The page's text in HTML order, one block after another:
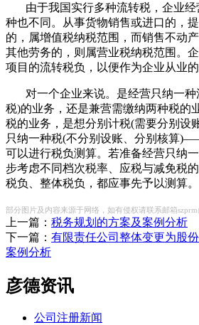
由于我国实行多种流转税，企业
种也不同。从事货物销售或进口的，
的，属增值税纳税范围，而销售不动
其他劳务的，则属营业税纳税范围。
项目的流转税负，以便作为企业从业的
对一个企业来说。是经营只纳一
税)的业务，还是兼营需缴纳两种税的
税的业务，是想分别计税(需要分别设
只纳一种税(不分别设账、分别核算
可以进行税负测算。若准备经营只纳
步考虑不同档次税率、应税与减免税
税负、整体税负，都应事先予以测算。
部分图片及内容来源于网络，如有侵权请联系邮箱
上一篇： 税务规划的方案及案例分析
下一篇： 有限责任公司整体变更为股
案例分析
彦德资讯
公司注册新闻